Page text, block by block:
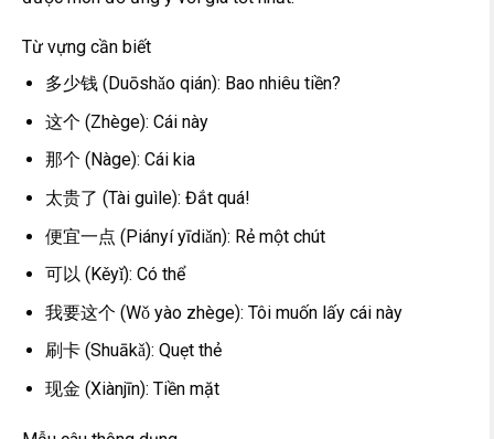
Từ vựng cần biết
多少钱 (Duōshǎo qián): Bao nhiêu tiền?
这个 (Zhège): Cái này
那个 (Nàge): Cái kia
太贵了 (Tài guìle): Đắt quá!
便宜一点 (Piányí yīdiǎn): Rẻ một chút
可以 (Kěyǐ): Có thể
我要这个 (Wǒ yào zhège): Tôi muốn lấy cái này
刷卡 (Shuākǎ): Quẹt thẻ
现金 (Xiànjīn): Tiền mặt